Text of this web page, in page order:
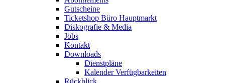
Gutscheine
Ticketshop Büro Hauptmarkt
Diskografie & Media
Jobs
Kontakt
Downloads
Dienstpläne
Kalender Verfügbarkeiten
Rückblick